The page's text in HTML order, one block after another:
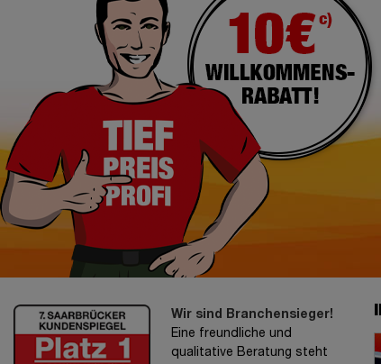
Wir sind Branchensieger!
Eine freundliche und
qualitative Beratung steht